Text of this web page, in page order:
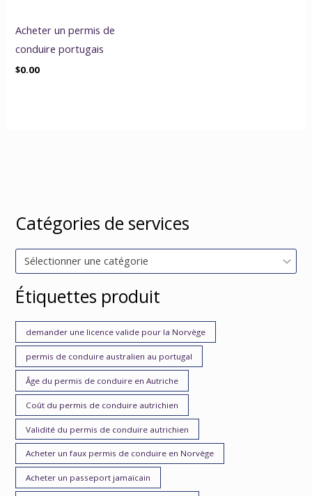
Acheter un permis de
conduire portugais
$0.00
Catégories de services
Sélectionner une catégorie
Étiquettes produit
demander une licence valide pour la Norvège
permis de conduire australien au portugal
Âge du permis de conduire en Autriche
Coût du permis de conduire autrichien
Validité du permis de conduire autrichien
Acheter un faux permis de conduire en Norvège
Acheter un passeport jamaïcain